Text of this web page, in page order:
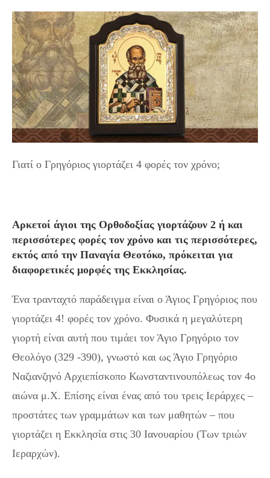
Γιατί ο Γρηγόριος γιορτάζει 4 φορές τον χρόνο;
Αρκετοί άγιοι της Ορθοδοξίας γιορτάζουν 2 ή και
περισσότερες φορές τον χρόνο και τις περισσότερες,
εκτός από την Παναγία Θεοτόκο, πρόκειται για
διαφορετικές μορφές της Εκκλησίας.
Ένα τρανταχτό παράδειγμα είναι ο Άγιος Γρηγόριος που
γιορτάζει 4! φορές τον χρόνο. Φυσικά η μεγαλύτερη
γιορτή είναι αυτή που τιμάει τον Άγιο Γρηγόριο τον
Θεολόγο (329 -390), γνωστό και ως Άγιο Γρηγόριο
Ναζιανζηνό Αρχιεπίσκοπο Κωνσταντινουπόλεως τον 4ο
αιώνα μ.Χ. Επίσης είναι ένας από του τρεις Ιεράρχες –
προστάτες των γραμμάτων και των μαθητών – που
γιορτάζει η Εκκλησία στις 30 Ιανουαρίου (Των τριών
Ιεραρχών).